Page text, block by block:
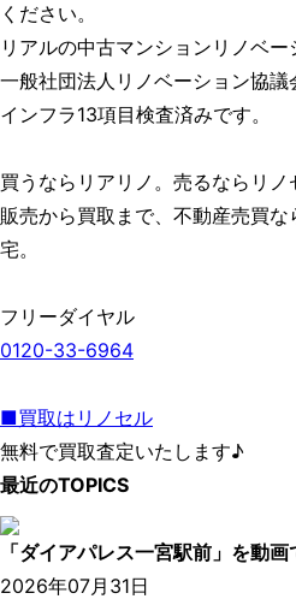
ください。
リアルの中古マンションリノベー
一般社団法人リノベーション協
インフラ13項目検査済みです。
買うならリアリノ。売るならリノ
販売から買取まで、不動産売買
宅。
フリーダイヤル
0120-33-6964
■買取はリノセル
無料で買取査定いたします♪
最近のTOPICS
「ダイアパレス一宮駅前」を動
2026年07月31日